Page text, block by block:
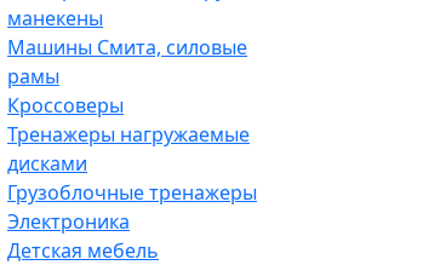
манекены
Машины Смита, силовые
рамы
Кроссоверы
Тренажеры нагружаемые
дисками
Грузоблочные тренажеры
Электроника
Детская мебель